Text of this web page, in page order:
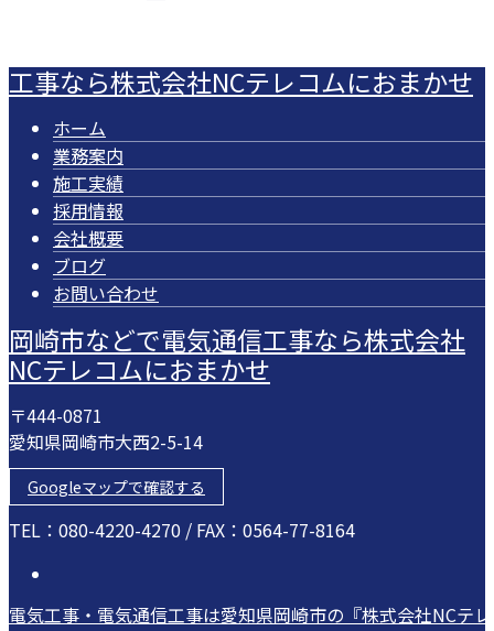
工事なら株式会社NCテレコムにおまかせ
ホーム
業務案内
施工実績
採用情報
会社概要
ブログ
お問い合わせ
岡崎市などで電気通信工事なら株式会社
NCテレコムにおまかせ
〒444-0871
愛知県岡崎市大西2-5-14
Googleマップで確認する
TEL：080-4220-4270 / FAX：0564-77-8164
電気工事・電気通信工事は愛知県岡崎市の『株式会社NCテ